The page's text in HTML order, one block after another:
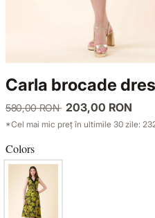
Carla brocade
580,00 RON 203,00 RON
*Cel mai mic preț în ultimile 30 zile:
Colors
COATS
JACKETS
TINUTE DE OCAZIE
NOUTĂȚI
JACKETS
TINUTE DE OCAZIE
VEZI TOATE REDUCERILE
SENSE LIMITED EDITION
BACK TO OFFICE